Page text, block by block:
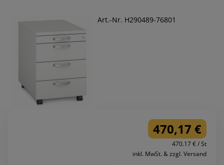
Art.-Nr. H290489-76801
470,17 €
470.17 € / St
inkl. MwSt. & zzgl. Versand